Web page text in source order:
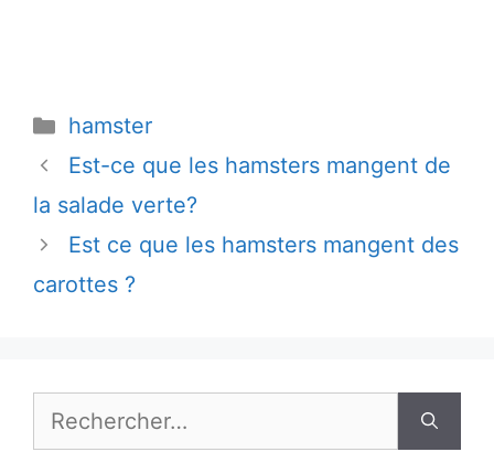
Catégories
hamster
Est-ce que les hamsters mangent de
la salade verte?
Est ce que les hamsters mangent des
carottes ?